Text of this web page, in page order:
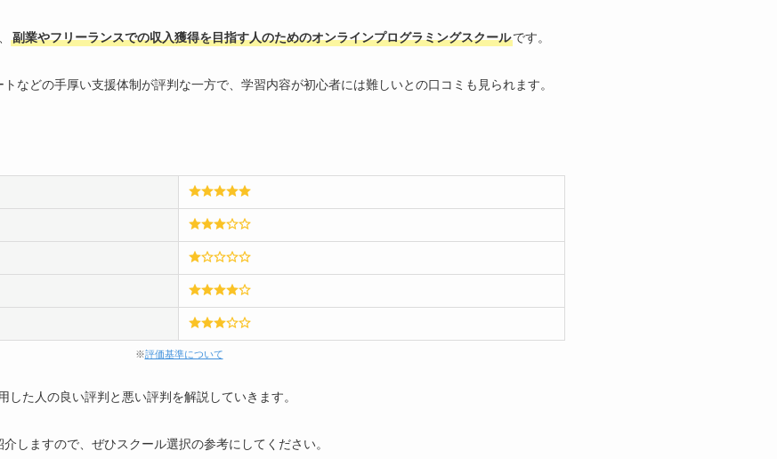
副業やフリーランスでの収入獲得を目指す人のためのオンラインプログラミングスクールです。
などの手厚い支援体制が評判な一方で、学習内容が初心者には難しいとの口コミも見られます。
※評価基準について
た人の良い評判と悪い評判を解説していきます。
しますので、ぜひスクール選択の参考にしてください。